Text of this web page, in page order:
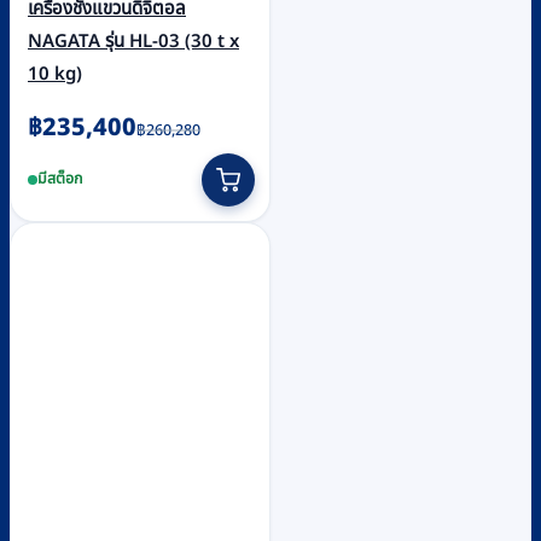
เครื่องชั่งแขวนดิจิตอล
NAGATA รุ่น HL-03 (30 t x
10 kg)
฿260,280
Original
was:
฿260,280.
฿235,400
Current
is:
฿235,400.
มีสต็อก